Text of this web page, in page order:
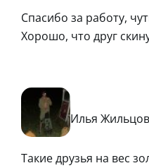
Спасибо за работу,
Хорошо, что друг
Илья Жильцов
Такие друзья на вес